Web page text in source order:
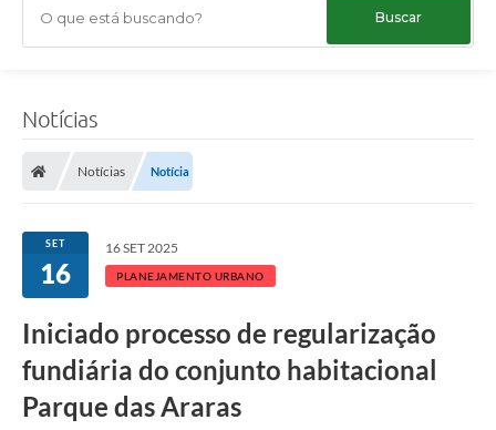
O que está buscando?
Notícias
Notícias Notícia
SET
16
16 SET 2025
PLANEJAMENTO URBANO
Iniciado processo de regularização
fundiária do conjunto habitacional
Parque das Araras